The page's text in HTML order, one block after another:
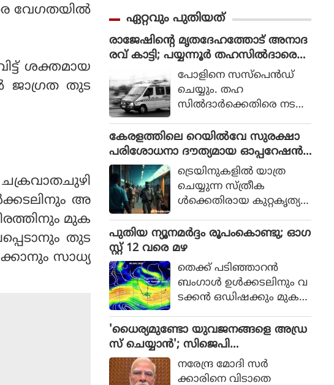
വേഗതയില്‍
ശക്തമായ
ജാഗ്രത തുട
അ
മുക
തുട
സാധ്യ
വികസിക്കുന്നുവെന്ന് ഉറ
പ്പാക്കുക എന്ന പ്രഖ്യാപിത
ലക്ഷ്യത്തോടെയാണ് ഇ
തിന്റെ ആരംഭം. ചടങ്ങില്‍
യുഎന്‍ സെക്രട്ടറി ജനറല്‍
അന്റോണിയോ ഗുട്ടെറസ്
പങ്കെടുത്തു.
ഏറ്റവും പുതിയത്
രാജേഷിന്റെ മൃതദേഹത്തോട് അനാദ
രവ് കാട്ടി; പയ്യന്നൂര്‍ തഹസില്‍ദാരെ
സസ്‌പെന്‍ഡ് ചെയ്യുംപോളിനെ സസ്‌പെന്‍ഡ്
ചെയ്യും. തഹ
സില്‍ദാര്‍ക്കെതിരെ നടപ
എ.പി. അനില്‍ കുമാര്‍
ലാന്‍ഡ് റവന്യൂ കമ്മീഷണ
ര്‍ക്ക് നിര്‍ദ്ദേശം നല്‍കി. ഇ
തുസംബന്ധിച്ച ഉത്തരവ് ഉ
ടന്‍ പുറത്തിറങ്ങുമെന്ന് പ്ര
തീക്ഷിക്കുന്നു.
കേരളത്തിലെ റെയില്‍വേ സുരക്ഷാ
പരിശോധനാ ദൗത്യമായ ഓപ്പറേഷന്‍
രക്ഷിതയില്‍ അറസ്റ്റിലായത് 33 പേര്‍
ട്രെയിനുകളില്‍ യാത്ര
ചെയ്യുന്ന സ്ത്രീക
ള്‍ക്കെതിരായ കുറ്റകൃത്യ
രുടെ സുരക്ഷ ഉറ
പ്പാക്കുന്നതിനുമായി കേര
ള റെയില്‍വേ പോലീസ്
ആരംഭിച്ച പദ്ധതിയാണ്
'ഓപ്പറേഷന്‍ രക്ഷിത.
പുതിയ ന്യൂനമർദ്ദം രൂപംകൊണ്ടു; ഓഗ
സ്റ്റ് 12 വരെ മഴ
തെക്ക് പടിഞ്ഞാറൻ
ബംഗാൾ ഉൾക്കടലിനും വ
ടക്കൻ ഒഡിഷക്കും മുക
essure Area) രൂപപ്പെട്ടു.
കേരളത്തിൽ ഓഗസ്റ്റ് 12 വ
രെയുള്ള ദിവസങ്ങളിൽ
നേരിയതോ മിതമായതോ
'ധൈര്യമുണ്ടോ യുവജനങ്ങളെ അഡ്ര
സ് ചെയ്യാൻ'; സിജെപി
വെല്ലുവിളിയിൽ വിറച്ച് മോദി സർ
ക്കാർ
നരേന്ദ്ര മോദി സർ
ക്കാരിനെ വിടാതെ